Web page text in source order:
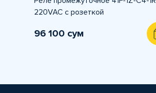
220VAC с розеткой
96 100 сум